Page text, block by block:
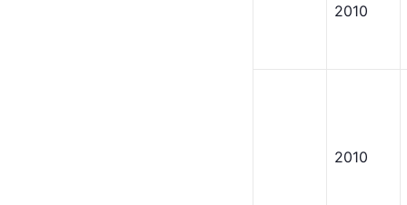
2010
2010